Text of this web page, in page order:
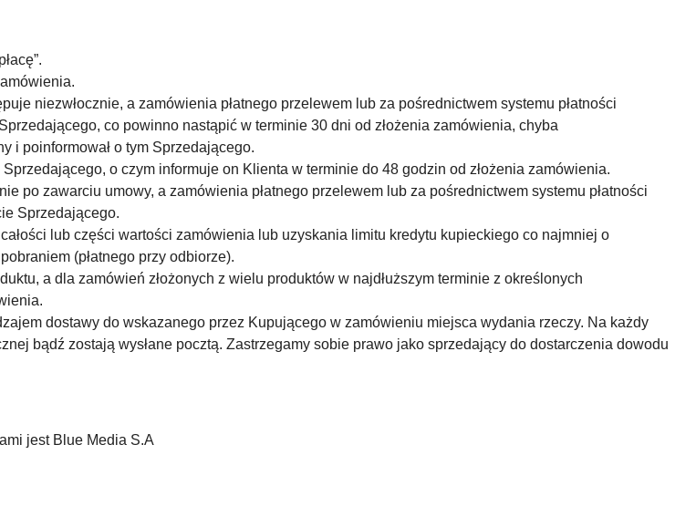
niezwłocznie, a zamówienia płatnego przelewem lub za pośrednictwem systemu płatności
co powinno nastąpić w terminie 30 dni od złożenia zamówienia, chyba
i poinformował o tym Sprzedającego.
o czym informuje on Klienta w terminie do 48 godzin od złożenia zamówienia.
po zawarciu umowy, a zamówienia płatnego przelewem lub za pośrednictwem systemu płatności
Sprzedającego.
lub części wartości zamówienia lub uzyskania limitu kredytu kupieckiego co najmniej o
(płatnego przy odbiorze).
a dla zamówień złożonych z wielu produktów w najdłuższym terminie z określonych
dostawy do wskazanego przez Kupującego w zamówieniu miejsca wydania rzeczy. Na każdy
bądź zostają wysłane pocztą. Zastrzegamy sobie prawo jako sprzedający do dostarczenia dowodu
jest Blue Media S.A